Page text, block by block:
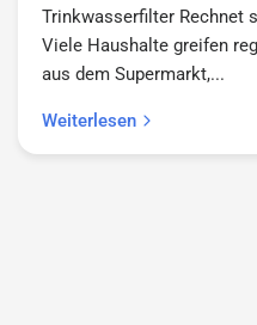
Trinkwasserfilter Rechnet
Viele Haushalte greifen
aus dem Supermarkt,...
Weiterlesen